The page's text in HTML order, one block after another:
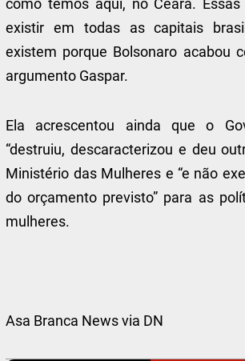
como temos aqui, no Ceará. Essas
existir em todas as capitais
existem porque Bolsonaro acabou
argumento Gaspar.
Ela acrescentou ainda que o
“destruiu, descaracterizou e deu
Ministério das Mulheres e “e não
do orçamento previsto” para as
mulheres.
Asa Branca News via DN